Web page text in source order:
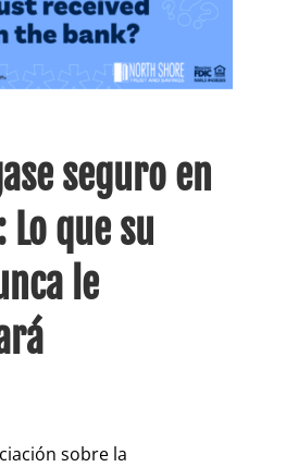
seguro en
que su
le
sobre la